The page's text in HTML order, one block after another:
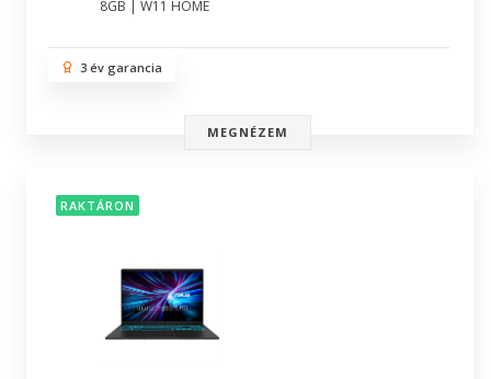
8GB | W11 HOME
3 év garancia
MEGNÉZEM
RAKTÁRON